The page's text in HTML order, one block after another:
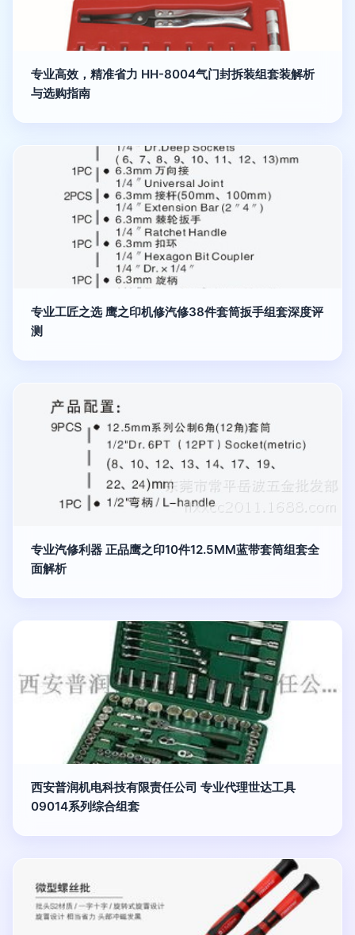
专业高效，精准省力 HH-8004气门封拆装组套装解析
与选购指南
专业工匠之选 鹰之印机修汽修38件套筒扳手组套深度评
测
专业汽修利器 正品鹰之印10件12.5MM蓝带套筒组套全
面解析
西安普润机电科技有限责任公司 专业代理世达工具
09014系列综合组套